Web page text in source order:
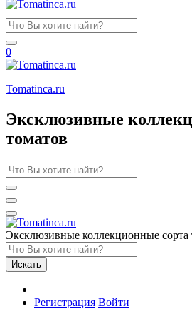
0
Tomatinсa.ru
Эксклюзивные
томатов
Эксклюзивные коллекционные сорта
Искать
Регистрация Войти